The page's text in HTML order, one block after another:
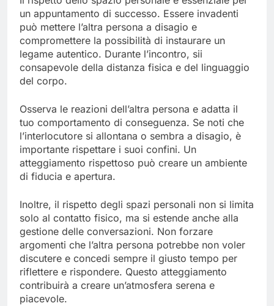
un appuntamento di successo. Essere invadenti
può mettere l’altra persona a disagio e
compromettere la possibilità di instaurare un
legame autentico. Durante l’incontro, sii
consapevole della distanza fisica e del linguaggio
del corpo.
Osserva le reazioni dell’altra persona e adatta il
tuo comportamento di conseguenza. Se noti che
l’interlocutore si allontana o sembra a disagio, è
importante rispettare i suoi confini. Un
atteggiamento rispettoso può creare un ambiente
di fiducia e apertura.
Inoltre, il rispetto degli spazi personali non si limita
solo al contatto fisico, ma si estende anche alla
gestione delle conversazioni. Non forzare
argomenti che l’altra persona potrebbe non voler
discutere e concedi sempre il giusto tempo per
riflettere e rispondere. Questo atteggiamento
contribuirà a creare un’atmosfera serena e
piacevole.